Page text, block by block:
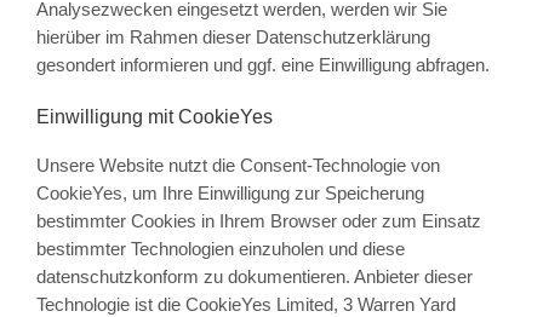
Analysezwecken eingesetzt werden, werden wir Sie
hierüber im Rahmen dieser Datenschutzerklärung
gesondert informieren und ggf. eine Einwilligung abfragen.
Einwilligung mit CookieYes
Unsere Website nutzt die Consent-Technologie von
CookieYes, um Ihre Einwilligung zur Speicherung
bestimmter Cookies in Ihrem Browser oder zum Einsatz
bestimmter Technologien einzuholen und diese
datenschutzkonform zu dokumentieren. Anbieter dieser
Technologie ist die CookieYes Limited, 3 Warren Yard